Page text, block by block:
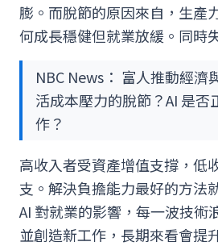
膨。而脫節的原因來自，生產
何成長穩健但就業放緩。同時
NBC News： 富人推動經濟
活成本壓力的脫節？AI 是否
作？
高收入者受資產增值支撐，低
支。解決負擔能力最好的方法
AI 對就業的影響，每一波技術
並創造新工作，長期來看會提